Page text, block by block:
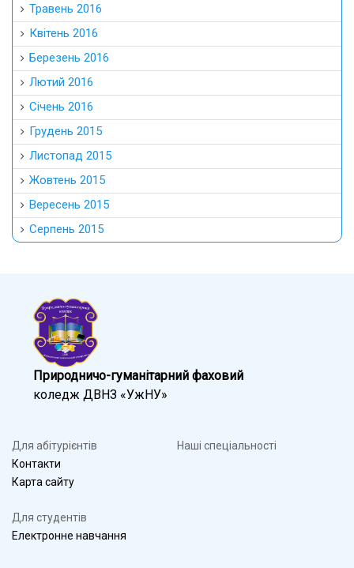
Травень 2016
Квітень 2016
Березень 2016
Лютий 2016
Січень 2016
Грудень 2015
Листопад 2015
Жовтень 2015
Вересень 2015
Серпень 2015
Природничо-гуманітарний фаховий
коледж ДВНЗ «УжНУ»
Для абітурієнтів
Контакти
Карта сайту
Наші спеціальності
Для студентів
Електронне навчання